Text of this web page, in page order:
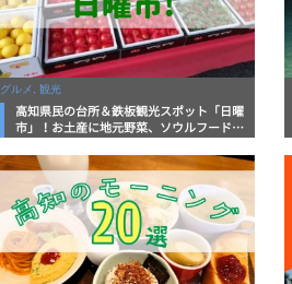
グルメ, 観光
高知県民の台所＆鉄板観光スポット「日曜
市」！お土産に地元野菜、ソウルフードま
底解説！